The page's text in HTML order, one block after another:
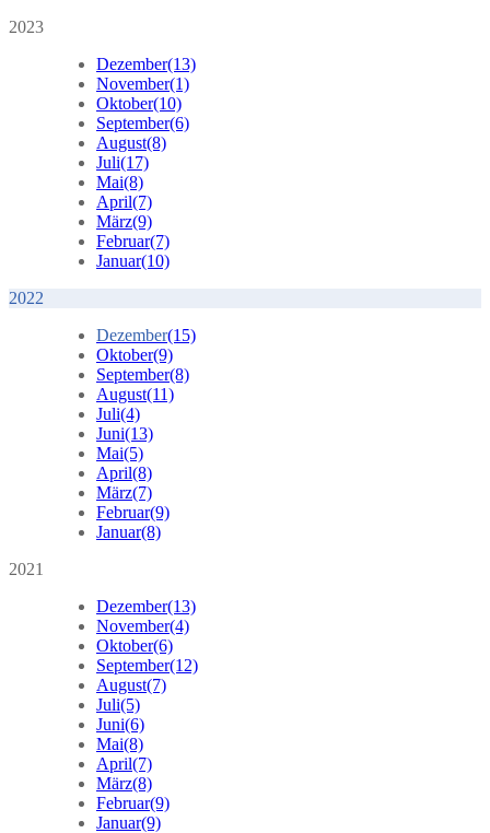
2023
Dezember(13)
November(1)
Oktober(10)
September(6)
August(8)
Juli(17)
Mai(8)
April(7)
März(9)
Februar(7)
Januar(10)
2022
Dezember(15)
Oktober(9)
September(8)
August(11)
Juli(4)
Juni(13)
Mai(5)
April(8)
März(7)
Februar(9)
Januar(8)
2021
Dezember(13)
November(4)
Oktober(6)
September(12)
August(7)
Juli(5)
Juni(6)
Mai(8)
April(7)
März(8)
Februar(9)
Januar(9)